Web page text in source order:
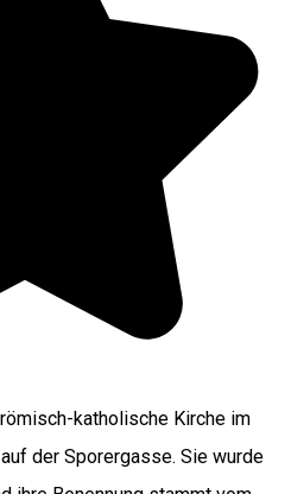
katholische Kirche im
der Sporergasse. Sie wurde